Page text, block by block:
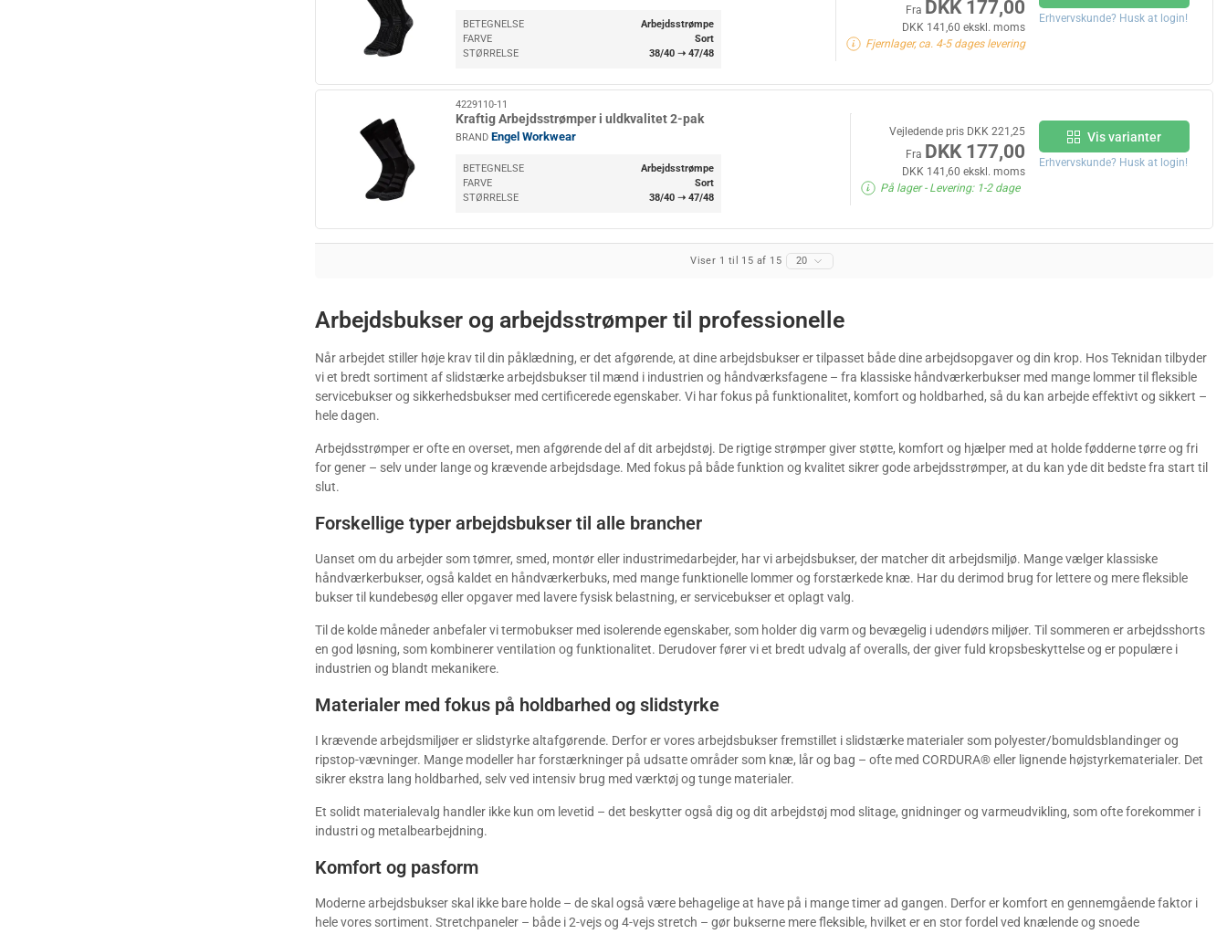
BETEGNELSE
Arbejdsstrømpe
FARVE
Sort
STØRRELSE
38/40 ➝ 47/48
Fra DKK 177,00
DKK 141,60 ekskl. moms
Fjernlager, ca. 4-5 dages levering
Erhvervskunde? Husk at login!
4229110-11
Kraftig Arbejdsstrømper i uldkvalitet 2-pak
BRAND Engel Workwear
BETEGNELSE
Arbejdsstrømpe
FARVE
Sort
STØRRELSE
38/40 ➝ 47/48
Vejledende pris DKK 221,25
Fra DKK 177,00
DKK 141,60 ekskl. moms
På lager- Levering: 1-2 dage
Vis varianter
Erhvervskunde? Husk at login!
Viser 1 til 15 af 15 20
Arbejdsbukser og arbejdsstrømper til professionelle
Når arbejdet stiller høje krav til din påklædning, er det afgørende, at dine arbejdsbukser er tilpasset både dine arbejdsopgaver og din krop. Hos Teknidan tilbyder
vi et bredt sortiment af slidstærke arbejdsbukser til mænd i industrien og håndværksfagene – fra klassiske håndværkerbukser med mange lommer til fleksible
servicebukser og sikkerhedsbukser med certificerede egenskaber. Vi har fokus på funktionalitet, komfort og holdbarhed, så du kan arbejde effektivt og sikkert –
hele dagen.
Arbejdsstrømper er ofte en overset, men afgørende del af dit arbejdstøj. De rigtige strømper giver støtte, komfort og hjælper med at holde fødderne tørre og fri
for gener – selv under lange og krævende arbejdsdage. Med fokus på både funktion og kvalitet sikrer gode arbejdsstrømper, at du kan yde dit bedste fra start til
slut.
Forskellige typer arbejdsbukser til alle brancher
Uanset om du arbejder som tømrer, smed, montør eller industrimedarbejder, har vi arbejdsbukser, der matcher dit arbejdsmiljø. Mange vælger klassiske
håndværkerbukser, også kaldet en håndværkerbuks, med mange funktionelle lommer og forstærkede knæ. Har du derimod brug for lettere og mere fleksible
bukser til kundebesøg eller opgaver med lavere fysisk belastning, er servicebukser et oplagt valg.
Til de kolde måneder anbefaler vi termobukser med isolerende egenskaber, som holder dig varm og bevægelig i udendørs miljøer. Til sommeren er arbejdsshorts
en god løsning, som kombinerer ventilation og funktionalitet. Derudover fører vi et bredt udvalg af overalls, der giver fuld kropsbeskyttelse og er populære i
industrien og blandt mekanikere.
Materialer med fokus på holdbarhed og slidstyrke
I krævende arbejdsmiljøer er slidstyrke altafgørende. Derfor er vores arbejdsbukser fremstillet i slidstærke materialer som polyester/bomuldsblandinger og
ripstop-vævninger. Mange modeller har forstærkninger på udsatte områder som knæ, lår og bag – ofte med CORDURA® eller lignende højstyrkematerialer. Det
sikrer ekstra lang holdbarhed, selv ved intensiv brug med værktøj og tunge materialer.
Et solidt materialevalg handler ikke kun om levetid – det beskytter også dig og dit arbejdstøj mod slitage, gnidninger og varmeudvikling, som ofte forekommer i
industri og metalbearbejdning.
Komfort og pasform
Moderne arbejdsbukser skal ikke bare holde – de skal også være behagelige at have på i mange timer ad gangen. Derfor er komfort en gennemgående faktor i
hele vores sortiment. Stretchpaneler – både i 2-vejs og 4-vejs stretch – gør bukserne mere fleksible, hvilket er en stor fordel ved knælende og snoede